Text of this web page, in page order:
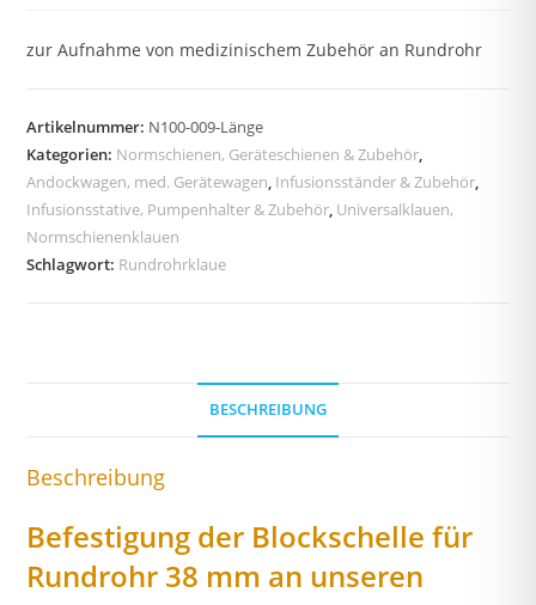
zur Aufnahme von medizinischem Zubehör an Rundrohr
Artikelnummer: N100-009-Länge
Kategorien: Normschienen, Geräteschienen & Zubehör,
Andockwagen, med. Gerätewagen, Infusionsständer & Zubehör,
Infusionsstative, Pumpenhalter & Zubehör, Universalklauen,
Normschienenklauen
Schlagwort: Rundrohrklaue
BESCHREIBUNG
Beschreibung
Befestigung der Blockschelle für
Rundrohr 38 mm an unseren